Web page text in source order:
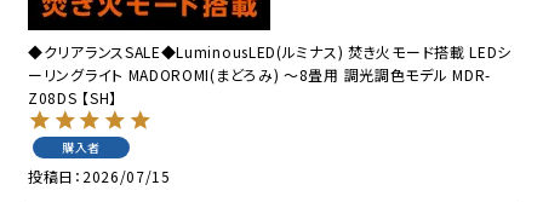
◆クリアランスSALE◆LuminousLED(ルミナス) 焚き火モード搭載 LEDシ
ーリングライト MADOROMI(まどろみ) ～8畳用 調光調色モデル MDR-
Z08DS 【SH】
購入者
投稿日 2026/07/15